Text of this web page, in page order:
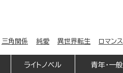
三角関係 純愛 異世界転生 ロマンス
ライトノベル 青年・一般